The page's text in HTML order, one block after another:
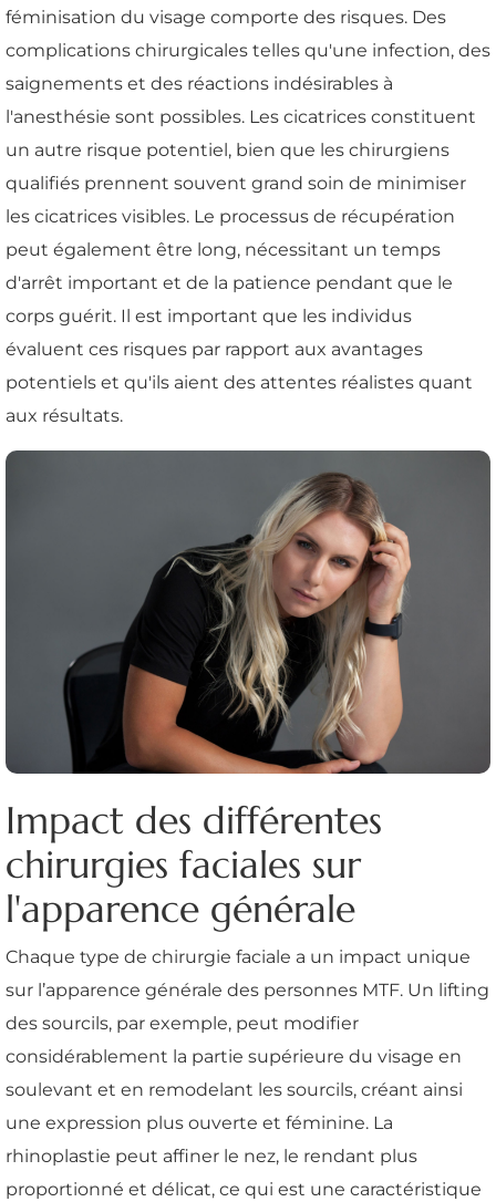
féminisation du visage comporte des risques. Des
complications chirurgicales telles qu'une infection, des
saignements et des réactions indésirables à
l'anesthésie sont possibles. Les cicatrices constituent
un autre risque potentiel, bien que les chirurgiens
qualifiés prennent souvent grand soin de minimiser
les cicatrices visibles. Le processus de récupération
peut également être long, nécessitant un temps
d'arrêt important et de la patience pendant que le
corps guérit. Il est important que les individus
évaluent ces risques par rapport aux avantages
potentiels et qu'ils aient des attentes réalistes quant
aux résultats.
Impact des différentes
chirurgies faciales sur
l'apparence générale
Chaque type de chirurgie faciale a un impact unique
sur l’apparence générale des personnes MTF. Un lifting
des sourcils, par exemple, peut modifier
considérablement la partie supérieure du visage en
soulevant et en remodelant les sourcils, créant ainsi
une expression plus ouverte et féminine. La
rhinoplastie peut affiner le nez, le rendant plus
proportionné et délicat, ce qui est une caractéristique